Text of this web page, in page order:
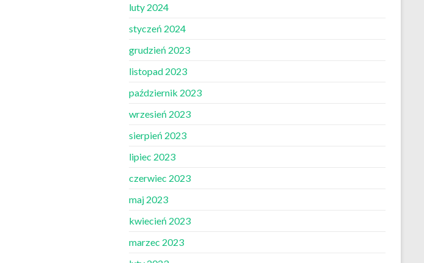
luty 2024
styczeń 2024
grudzień 2023
listopad 2023
październik 2023
wrzesień 2023
sierpień 2023
lipiec 2023
czerwiec 2023
maj 2023
kwiecień 2023
marzec 2023